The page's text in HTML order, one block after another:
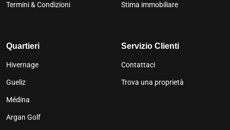
Termini & Condizioni Stima immobiliare
Quartieri
Hivernage
Gueliz
Médina
Argan Golf
Servizio Clienti
Contattaci
Trova una proprietà